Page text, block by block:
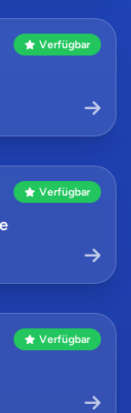
Verfügbar
Verfügbar
Verfügbar